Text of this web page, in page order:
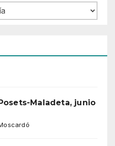
Maladeta, junio